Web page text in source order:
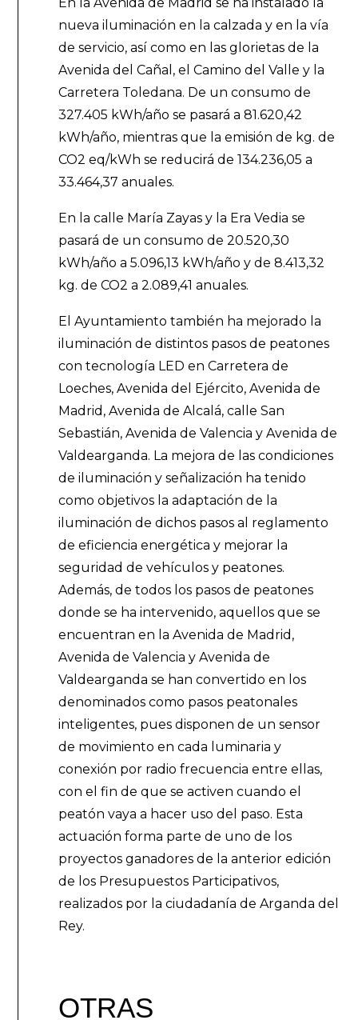
nueva iluminación en la calzada y en la vía
de servicio, así como en las glorietas de la
Avenida del Cañal, el Camino del Valle y la
Carretera Toledana. De un consumo de
327.405 kWh/año se pasará a 81.620,42
kWh/año, mientras que la emisión de kg. de
CO2 eq/kWh se reducirá de 134.236,05 a
33.464,37 anuales.
En la calle María Zayas y la Era Vedia se
pasará de un consumo de 20.520,30
kWh/año a 5.096,13 kWh/año y de 8.413,32
kg. de CO2 a 2.089,41 anuales.
El Ayuntamiento también ha mejorado la
iluminación de distintos pasos de peatones
con tecnología LED en Carretera de
Loeches, Avenida del Ejército, Avenida de
Madrid, Avenida de Alcalá, calle San
Sebastián, Avenida de Valencia y Avenida de
Valdearganda. La mejora de las condiciones
de iluminación y señalización ha tenido
como objetivos la adaptación de la
iluminación de dichos pasos al reglamento
de eficiencia energética y mejorar la
seguridad de vehículos y peatones.
Además, de todos los pasos de peatones
donde se ha intervenido, aquellos que se
encuentran en la Avenida de Madrid,
Avenida de Valencia y Avenida de
Valdearganda se han convertido en los
denominados como pasos peatonales
inteligentes, pues disponen de un sensor
de movimiento en cada luminaria y
conexión por radio frecuencia entre ellas,
con el fin de que se activen cuando el
peatón vaya a hacer uso del paso. Esta
actuación forma parte de uno de los
proyectos ganadores de la anterior edición
de los Presupuestos Participativos,
realizados por la ciudadanía de Arganda del
Rey.
OTRAS